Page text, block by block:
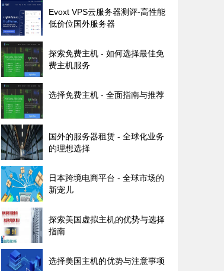
Evoxt VPS云服务器测评-高性能
低价位国外服务器
探索免费主机 - 如何选择最佳免
费主机服务
选择免费主机 - 全面指南与推荐
国外的服务器租赁 - 全球化业务
的理想选择
日本跨境电商平台 - 全球市场的
新宠儿
探索美国虚拟主机的优势与选择
指南
选择美国主机的优势与注意事项